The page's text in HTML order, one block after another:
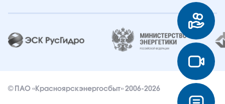
© ПАО «Красноярскэнергосбыт» 2006-2026